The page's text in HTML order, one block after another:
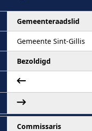
Gemeenteraadslid
Gemeente Sint-Gillis
Bezoldigd
Commissaris